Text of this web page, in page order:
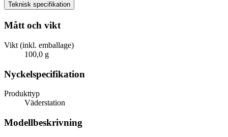
Teknisk specifikation
Mått och vikt
Vikt (inkl. emballage)
100,0 g
Nyckelspecifikation
Produkttyp
Väderstation
Modellbeskrivning